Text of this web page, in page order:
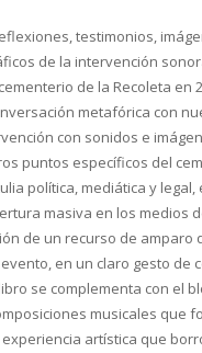
testimonios,
de la intervención
de la Recoleta en
metafórica con
con sonidos e
puntos específicos del
política, mediática y
masiva en los medios
de un recurso de amparo
en un claro gesto de
se complementa con el
musicales que
artística que